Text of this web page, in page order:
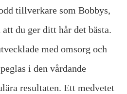
tillverkare som Bobbys,
att du ger ditt hår det bästa.
med omsorg och
i den vårdande
resultaten. Ett medvetet